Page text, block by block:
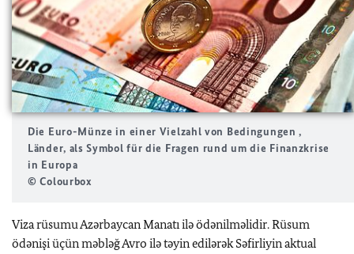
Die Euro-Münze in einer Vielzahl von Bedingungen ,
Länder, als Symbol für die Fragen rund um die Finanzkrise
in Europa
© Colourbox
Viza rüsumu Azərbaycan Manatı ilə ödənilməlidir. Rüsum
ödənişi üçün məbləğ Avro ilə təyin edilərək Səfirliyin aktual